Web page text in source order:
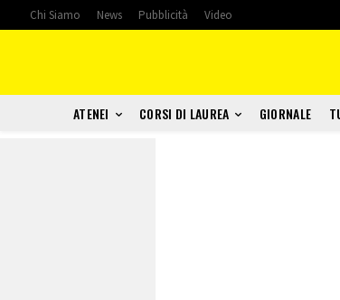
Chi Siamo News Pubblicità Video
ATENEI CORSI DI LAUREA GIORNALE